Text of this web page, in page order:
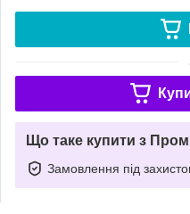
Що таке купити з
Замовлення під